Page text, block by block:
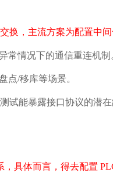
换，主流方案为配置中间
情况下的通信重连机制
/移库等场景。
能暴露接口协议的潜在
具体而言，得去配置